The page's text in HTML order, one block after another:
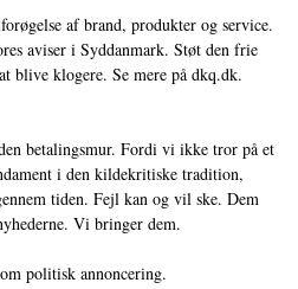
af brand, produkter og service.
aviser i Syddanmark. Støt den frie
blive klogere. Se mere på dkq.dk.
betalingsmur. Fordi vi ikke tror på et
i den kildekritiske tradition,
tiden. Fejl kan og vil ske. Dem
Vi bringer dem.
politisk annoncering.